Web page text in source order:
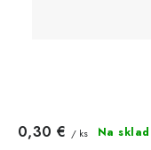
Na
0,30 € / ks